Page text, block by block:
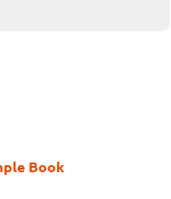
Book